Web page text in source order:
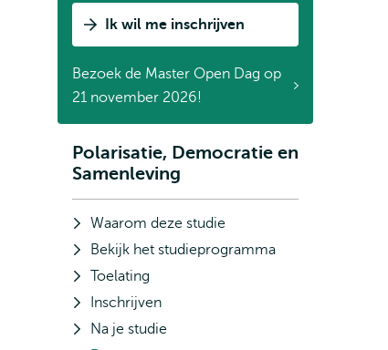
Ik wil me inschrijven
Bezoek de Master Open Dag op
21 november 2026!
Subnavigatie
Polarisatie, Democratie en
Samenleving
Waarom deze studie
Bekijk het studieprogramma
Toelating
Inschrijven
Na je studie